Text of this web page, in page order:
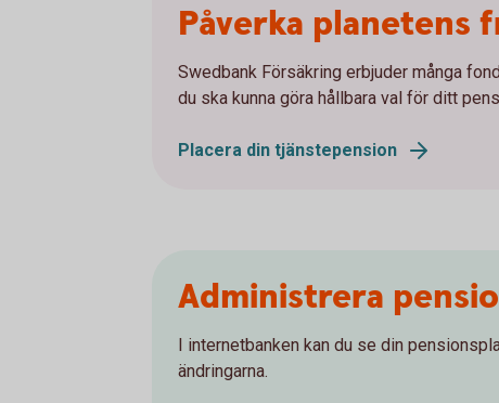
Påverka planetens
Swedbank Försäkring erbjuder många
du ska kunna göra hållbara val för ditt
Placera din tjänstepension
Administrera
I internetbanken kan du se din
ändringarna.